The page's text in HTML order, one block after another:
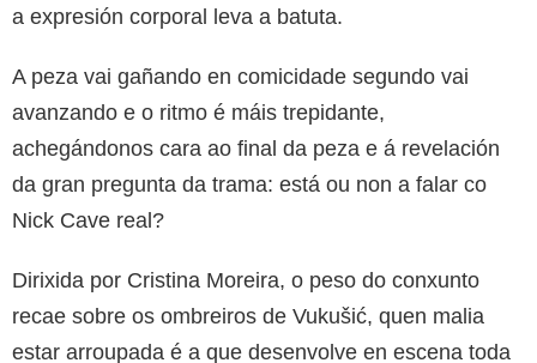
a expresión corporal leva a batuta.
A peza vai gañando en comicidade segundo vai
avanzando e o ritmo é máis trepidante,
achegándonos cara ao final da peza e á revelación
da gran pregunta da trama: está ou non a falar co
Nick Cave real?
Dirixida por Cristina Moreira, o peso do conxunto
recae sobre os ombreiros de Vukušić, quen malia
estar arroupada é a que desenvolve en escena toda